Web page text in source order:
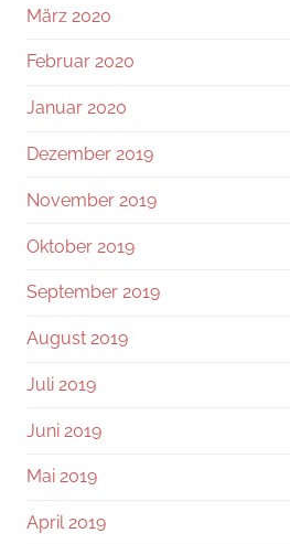
März 2020
Februar 2020
Januar 2020
Dezember 2019
November 2019
Oktober 2019
September 2019
August 2019
Juli 2019
Juni 2019
Mai 2019
April 2019